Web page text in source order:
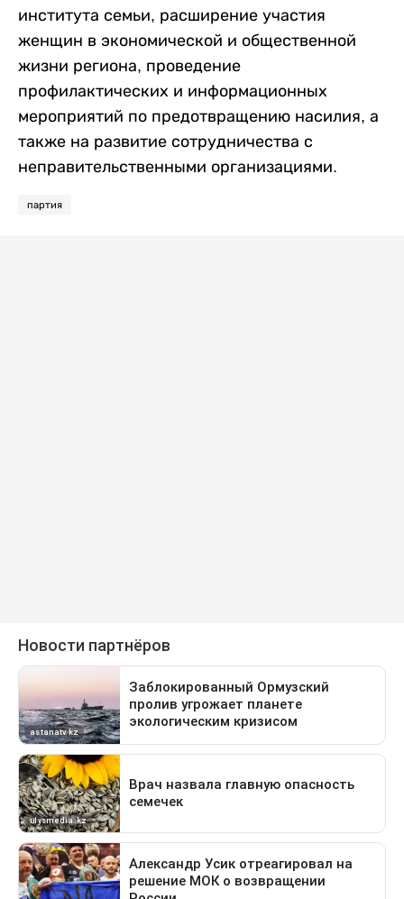
института семьи, расширение участия
женщин в экономической и общественной
жизни региона, проведение
профилактических и информационных
мероприятий по предотвращению насилия, а
также на развитие сотрудничества с
неправительственными организациями.
партия